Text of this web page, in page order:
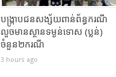
បង្ក្រាបជនសង្ស័យពាន់ព័ន្ធករណី
លួចមានស្ថានទម្ងន់ទោស (ប្លន់)
ចំនួន២ករណី
3 hours ago